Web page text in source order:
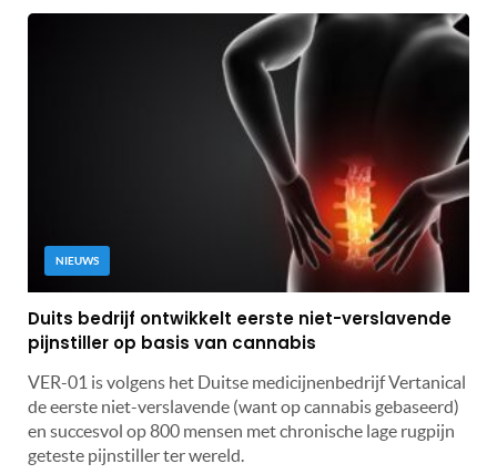
NIEUWS
Duits bedrijf ontwikkelt eerste niet-verslavende
pijnstiller op basis van cannabis
VER-01 is volgens het Duitse medicijnenbedrijf Vertanical
de eerste niet-verslavende (want op cannabis gebaseerd)
en succesvol op 800 mensen met chronische lage rugpijn
geteste pijnstiller ter wereld.